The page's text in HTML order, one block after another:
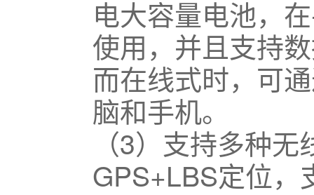
电大容量电池，
使用，并且支持
而在线式时，可
脑和手机。
（3） 支持多种无
GPS+LBS定位，